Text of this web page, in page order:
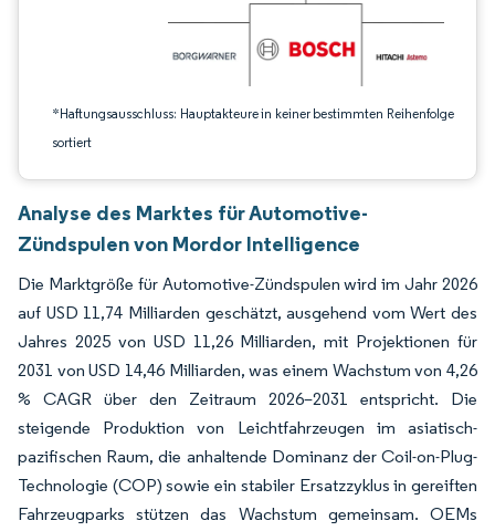
*Haftungsausschluss: Hauptakteure in keiner bestimmten Reihenfolge
sortiert
Analyse des Marktes für Automotive-
Zündspulen von Mordor Intelligence
Die Marktgröße für Automotive-Zündspulen wird im Jahr 2026
auf USD 11,74 Milliarden geschätzt, ausgehend vom Wert des
Jahres 2025 von USD 11,26 Milliarden, mit Projektionen für
2031 von USD 14,46 Milliarden, was einem Wachstum von 4,26
% CAGR über den Zeitraum 2026–2031 entspricht. Die
steigende Produktion von Leichtfahrzeugen im asiatisch-
pazifischen Raum, die anhaltende Dominanz der Coil-on-Plug-
Technologie (COP) sowie ein stabiler Ersatzzyklus in gereiften
Fahrzeugparks stützen das Wachstum gemeinsam. OEMs